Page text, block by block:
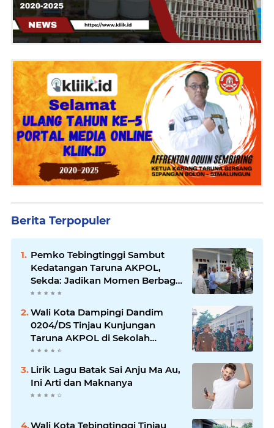
Berita Terpopuler
Pemko Tebingtinggi Sambut
Kedatangan Taruna AKPOL,
Sekda: Jadikan Momen Berbagi
Ilmu
Wali Kota Dampingi Dandim
0204/DS Tinjau Kunjungan
Taruna AKPOL di Sekolah
Rakyat Tebingtinggi
Lirik Lagu Batak Sai Anju Ma Au,
Ini Arti dan Maknanya
Wali Kota Tebingtinggi Tinjau